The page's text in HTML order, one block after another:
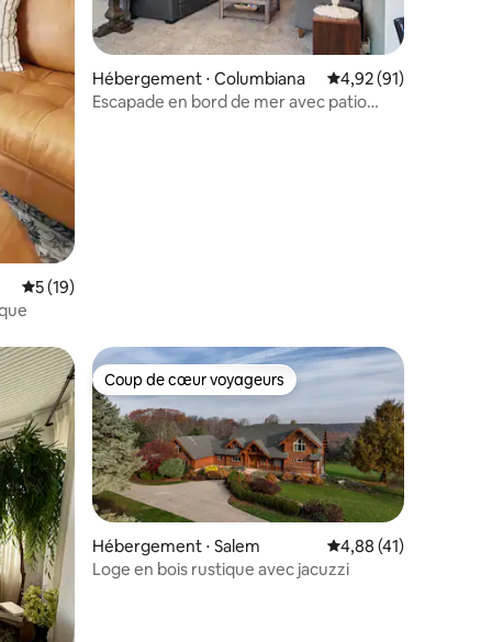
: 4,93 sur 5
Évaluation moyenne sur la base de 19 commentaires : 5 sur 5
5 (19)
Hébergement ⋅ Columbiana Évaluation moyenne
4,92 (91)
Escapade en bord de mer avec patio
appréciés Coup de cœur voyageurs
Coup de cœur voyageurs
Hébergement ⋅ Salem Évaluation moyenne
4,88 (41)
Loge en bois rustique avec jacuzzi